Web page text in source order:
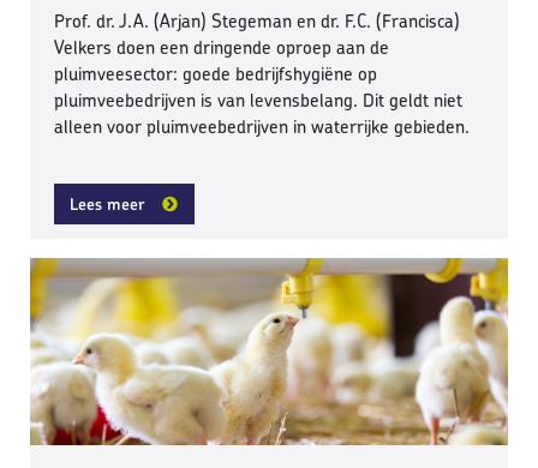
Prof. dr. J.A. (Arjan) Stegeman en dr. F.C. (Francisca)
Velkers doen een dringende oproep aan de
pluimveesector: goede bedrijfshygiëne op
pluimveebedrijven is van levensbelang. Dit geldt niet
alleen voor pluimveebedrijven in waterrijke gebieden.
Lees meer